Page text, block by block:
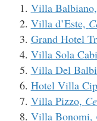
Villa Balbiano,
Villa d’Este,
Grand Hotel
Villa Sola
Villa Del
Hotel Villa
Villa Pizzo,
Villa Bonomi,